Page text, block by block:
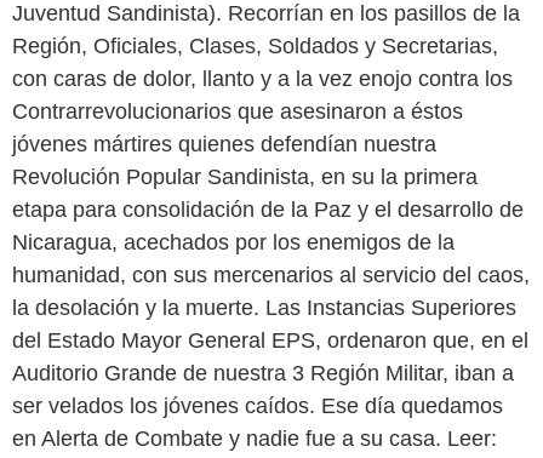
Juventud Sandinista). Recorrían en los pasillos de la
Región, Oficiales, Clases, Soldados y Secretarias,
con caras de dolor, llanto y a la vez enojo contra los
Contrarrevolucionarios que asesinaron a éstos
jóvenes mártires quienes defendían nuestra
Revolución Popular Sandinista, en su la primera
etapa para consolidación de la Paz y el desarrollo de
Nicaragua, acechados por los enemigos de la
humanidad, con sus mercenarios al servicio del caos,
la desolación y la muerte. Las Instancias Superiores
del Estado Mayor General EPS, ordenaron que, en el
Auditorio Grande de nuestra 3 Región Militar, iban a
ser velados los jóvenes caídos. Ese día quedamos
en Alerta de Combate y nadie fue a su casa. Leer: